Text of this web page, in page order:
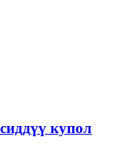
купол